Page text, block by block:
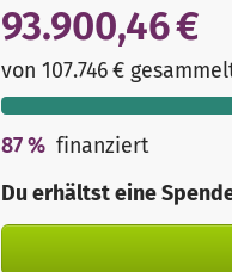
93.900,46 €
von 107.746 €
87% finanziert
Du erhältst eine